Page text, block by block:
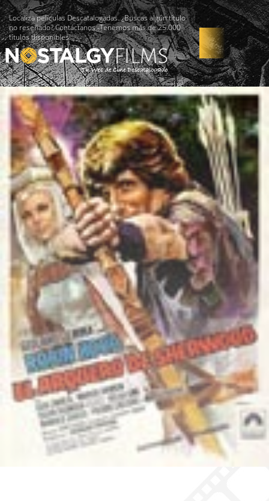
Localiza películas Descatalogadas. ¿Buscas algún título
no reseñado? Contáctanos -Tenemos más de 25.000
títulos disponibles!